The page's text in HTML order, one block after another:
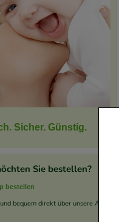
Sicher. Günstig.
Sie bestellen?
bestellen
bequem direkt über unsere App.